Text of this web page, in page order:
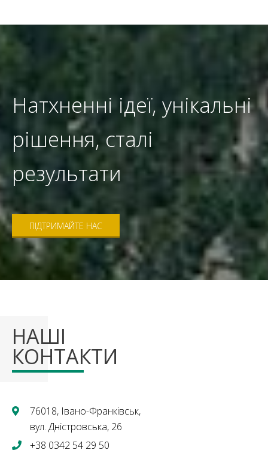
Натхненні ідеї, унікальні
рішення, сталі
результати
ПІДТРИМАЙТЕ НАС
НАШІ
КОНТАКТИ
76018, Івано-Франківськ,
вул. Дністровська, 26
+38 0342 54 29 50